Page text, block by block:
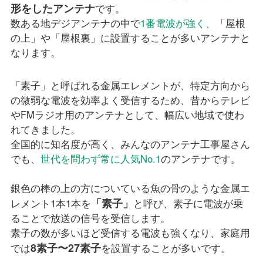
形をしたアンテナです。
数ある地デジアンテナの中で1番電波が強く、
「屋根
の上」や「屋根裏」に設置することが多いアンテナと
なります。
「素子」と呼ばれる金属エレメントが、特定方向から
の微弱な電波を効率よく受信するため、昔からテレビ
やFMラジオ用のアンテナとして、幅広い地域で使わ
れてきました。
全国的に知名度が高く、みんなのアンテナ工事屋さん
でも、 世代を問わず常に人気No.1のアンテナです。
銀色の棒の上の方についている魚の骨のような金属エ
レメント1本1本を 「素子」 と呼び、素子に電波が乗
ることで放送の信号を受信します。
素子の数が多いほど受信する電波も強くなり、家庭用
では8素子〜27素子を設置することが多いです。